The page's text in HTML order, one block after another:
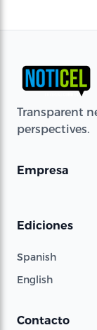
Transparent
perspectives.
Empresa
Ediciones
Spanish
English
Contacto